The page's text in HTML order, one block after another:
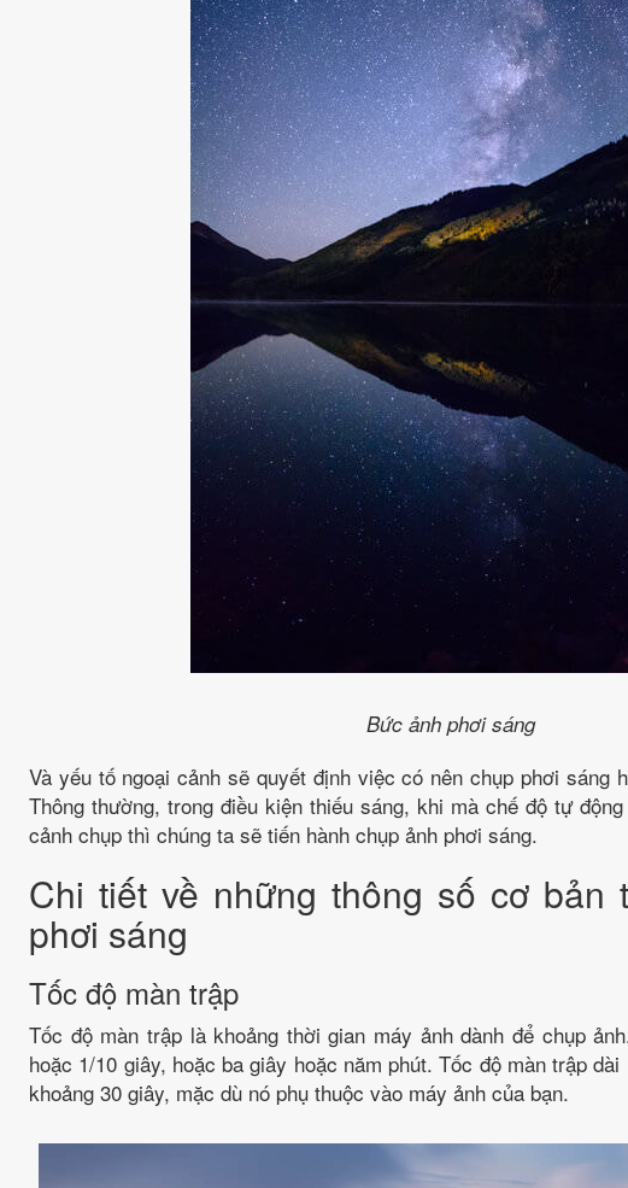
Bức ảnh phơi sáng
Và yếu tố ngoại cảnh sẽ quyết định việc có nên chụp phơi sáng
Thông thường, trong điều kiện thiếu sáng, khi mà chế độ tự
cảnh chụp thì chúng ta sẽ tiến hành chụp ảnh phơi sáng.
Chi tiết về những thông số cơ bản
phơi sáng
Tốc độ màn trập
Tốc độ màn trập là khoảng thời gian máy ảnh dành để chụp
hoặc 1/10 giây, hoặc ba giây hoặc năm phút. Tốc độ màn trập
khoảng 30 giây, mặc dù nó phụ thuộc vào máy ảnh của bạn.